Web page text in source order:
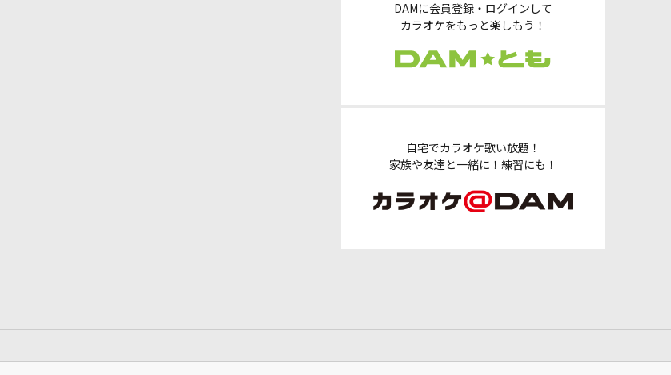
DAMに会員登録・ログインして
カラオケをもっと楽しもう！
自宅でカラオケ歌い放題！
家族や友達と一緒に！練習にも！